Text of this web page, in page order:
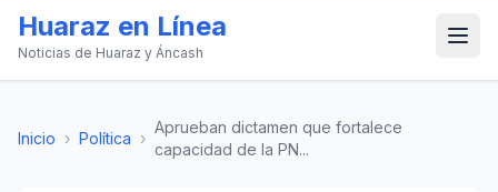
Huaraz en Línea
Noticias de Huaraz y Áncash
Inicio › Política ›
Aprueban dictamen que fortalece
capacidad de la PN...